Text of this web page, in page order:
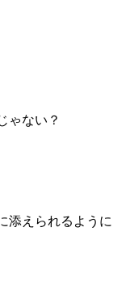
ゃない？
添えられるように